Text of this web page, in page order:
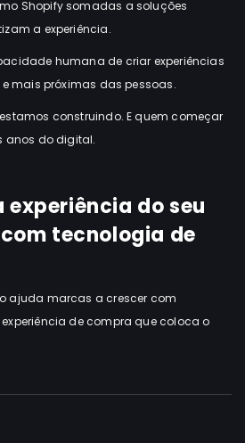
Shopify somadas a soluções
a experiência.
humana de criar experiências
mais próximas das pessoas.
construindo. E quem começar
anos do digital.
experiência do seu
tecnologia de
ajuda marcas a crescer com
de compra que coloca o